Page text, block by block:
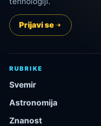
Prijavi se
RUBRIKE
Svemir
Astronomija
Znanost